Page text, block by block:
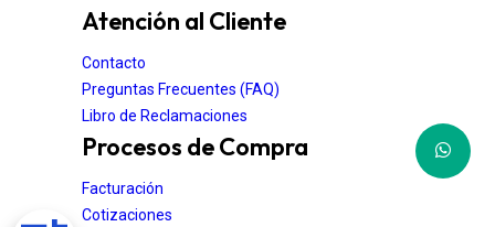
Atención al Cliente
Contacto
Preguntas Frecuentes (FAQ)
Libro de Reclamaciones
Procesos de Compra
Facturación
Cotizaciones